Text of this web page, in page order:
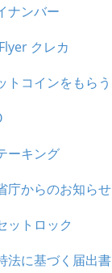
ナンバー
クレカ
トコインをもらう
ーキング
庁からのお知らせ
ットロック
法に基づく届出書